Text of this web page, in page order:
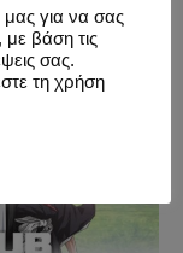
μας για να σας
με βάση τις
σας.
τη χρήση